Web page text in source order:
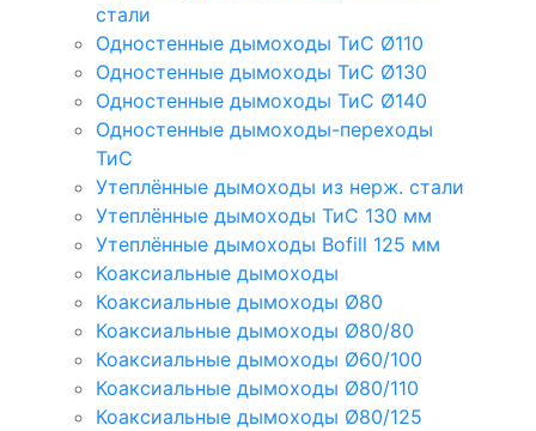
стали
Одностенные дымоходы ТиС Ø110
Одностенные дымоходы ТиС Ø130
Одностенные дымоходы ТиС Ø140
Одностенные дымоходы-переходы
ТиС
Утеплённые дымоходы из нерж. стали
Утеплённые дымоходы ТиС 130 мм
Утеплённые дымоходы Bofill 125 мм
Коаксиальные дымоходы
Коаксиальные дымоходы Ø80
Коаксиальные дымоходы Ø80/80
Коаксиальные дымоходы Ø60/100
Коаксиальные дымоходы Ø80/110
Коаксиальные дымоходы Ø80/125